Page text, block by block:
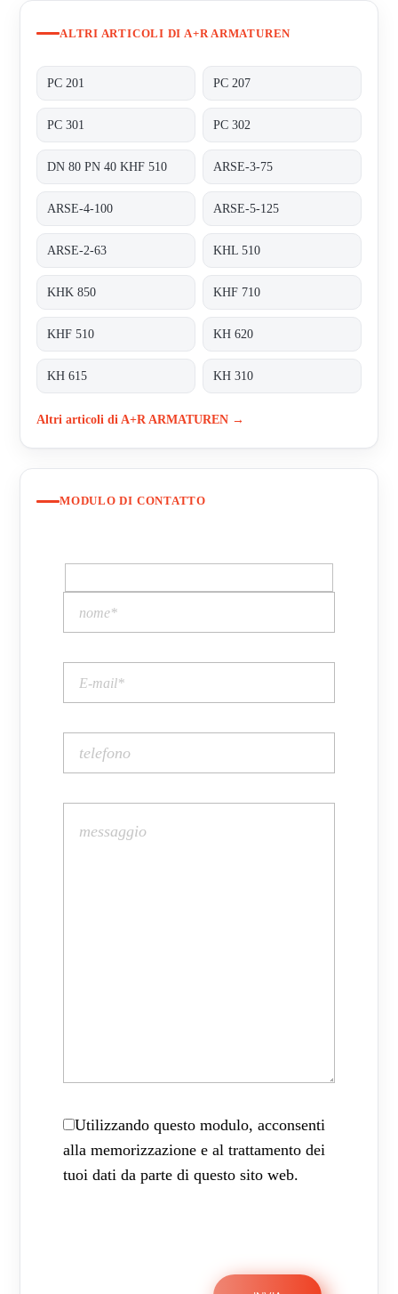
ALTRI ARTICOLI DI A+R ARMATUREN
PC 201 PC 207
PC 301 PC 302
DN 80 PN 40 KHF 510 ARSE-3-75
ARSE-4-100 ARSE-5-125
ARSE-2-63 KHL 510
KHK 850 KHF 710
KHF 510 KH 620
KH 615 KH 310
Altri articoli di A+R ARMATUREN →
MODULO DI CONTATTO
Utilizzando questo modulo, acconsenti
alla memorizzazione e al trattamento dei
tuoi dati da parte di questo sito web.